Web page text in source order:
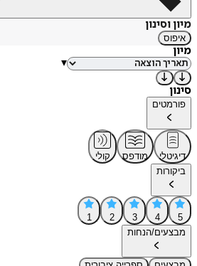
מיון וסינון
איפוס
מיון
▾
סינון
פורמטים
דיגיטלי מודפס
קולי
ביקורות
5
4
3
2
1
מבצעים/הנחות